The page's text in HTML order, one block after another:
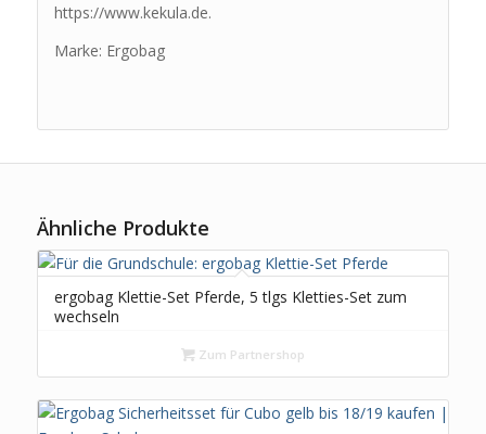
https://www.kekula.de.
Marke: Ergobag
Ähnliche Produkte
ergobag Klettie-Set Pferde, 5 tlgs Kletties-Set zum
wechseln
Zum Partnershop